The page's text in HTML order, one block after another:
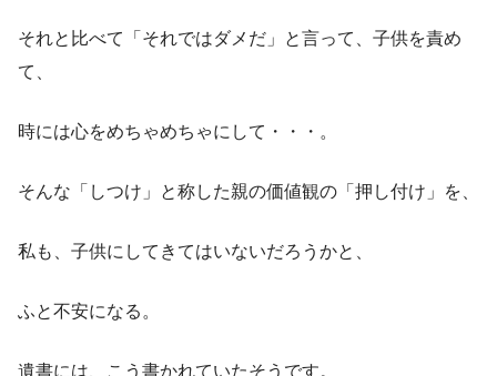
それと比べて「それではダメだ」と言って、子供を責め
て、
時には心をめちゃめちゃにして・・・。
そんな「しつけ」と称した親の価値観の「押し付け」を、
私も、子供にしてきてはいないだろうかと、
ふと不安になる。
遺書には、こう書かれていたそうです。